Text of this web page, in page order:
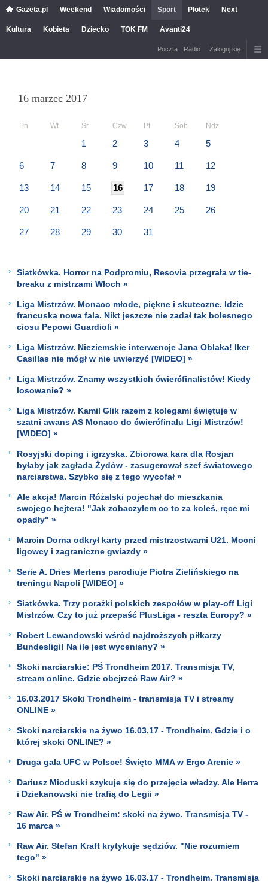
Gazeta.pl Weekend Wiadomości Sport Plotek Next
Kultura Kobieta Dziecko TOK FM Avanti24
Poczta Radio Zaloguj się
16 marzec 2017
Pn Wt Śr Czw Pt Sob Ndz
1 2 3 4 5
6 7 8 9 10 11 12
13 14 15 16 17 18 19
20 21 22 23 24 25 26
27 28 29 30 31
Siatkówka. Horror na Podpromiu, Resovia przegrała w tie-
breaku z mistrzami Włoch »
Liga Mistrzów. Monaco młode, piękne i skuteczne. Idzie
francuska nowa fala. Nikt jeszcze nie zadał tak bolesnego
ciosu Pepowi Guardioli »
Liga Mistrzów. Nieziemskie interwencje Jana Oblaka! Iker
Casillas nie mógł w nie uwierzyć [WIDEO] »
Liga Mistrzów. Znamy wszystkich ćwierćfinalistów! Kiedy
losowanie? »
Liga Mistrzów. Kamil Glik razem z kolegami świętuje w
szatni awans AS Monaco do ćwierćfinału Ligi Mistrzów!
[WIDEO] »
Rosyjski doping i igrzyska. Zbiorowa kara dla Rosjan
byłaby jak zagłada Żydów - zasugerował szef światowego
narciarstwa. Szybko się z tego wycofał »
Ale akcja! Marcin Różalski pojechał do mieszkania
swojego hejtera! "Jak zobaczyłem co to za koleś, ręce mi
opadły" »
Marcin Dorna odkrył karty przed mistrzostwami U21. Mocni
ligowcy i zagraniczne gwiazdy »
Serie A. Dries Mertens parodiuje Piotra Zielińskiego na
treningu Napoli [WIDEO] »
Siatkówka. Trzy porażki polskich zespołów w play-off Ligi
Mistrzów. Czy to już przepaść PlusLiga - reszta Europy? »
Robert Lewandowski wśród najdroższych piłkarzy
Bundesligi! Na ile jest wyceniany? »
Skoki narciarskie: PŚ Trondheim 2017. Transmisja TV,
stream online. Gdzie obejrzeć Raw Air? »
16.03.2017 Skoki Trondheim - transmisja TV i streamy
ONLINE »
Skoki narciarskie na żywo 16.03.17 - Trondheim. Gdzie i o
której skoki ONLINE? »
Druga gala UFC w Polsce! Święto MMA w Ergo Arenie »
Dariusz Mioduski szykuje się do przejęcia władzy. Ale Herra
i Dziekanowski nie trafią do Legii »
Raw Air. PŚ w Trondheim: skoki na żywo. Transmisja TV -
16 marca »
Raw Air. Stefan Kraft krytykuje sędziów. "Nie rozumiem
tego" »
Skoki narciarskie na żywo 16.03.17 - Trondheim. Transmisja